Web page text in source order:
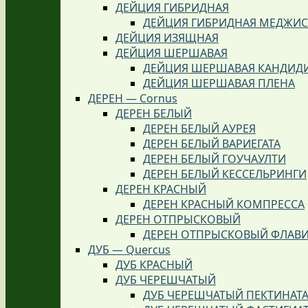
ДЕЙЦИЯ ГИБРИДНАЯ
ДЕЙЦИЯ ГИБРИДНАЯ
ДЕЙЦИЯ ИЗЯЩНАЯ
ДЕЙЦИЯ ШЕРШАВАЯ
ДЕЙЦИЯ ШЕРШАВАЯ
ДЕЙЦИЯ ШЕРШАВАЯ ПЛЕНА
ДЕРЕН — Cornus
ДЕРЕН БЕЛЫЙ
ДЕРЕН БЕЛЫЙ АУРЕЯ
ДЕРЕН БЕЛЫЙ ВАРИЕГАТА
ДЕРЕН БЕЛЫЙ ГОУЧАУЛТИ
ДЕРЕН БЕЛЫЙ КЕССЕЛЬРИНГИ
ДЕРЕН КРАСНЫЙ
ДЕРЕН КРАСНЫЙ КОМПРЕССА
ДЕРЕН ОТПРЫСКОВЫЙ
ДЕРЕН ОТПРЫСКОВЫЙ
ДУБ — Quercus
ДУБ КРАСНЫЙ
ДУБ ЧЕРЕШЧАТЫЙ
ДУБ ЧЕРЕШЧАТЫЙ ПЕКТИНАТА